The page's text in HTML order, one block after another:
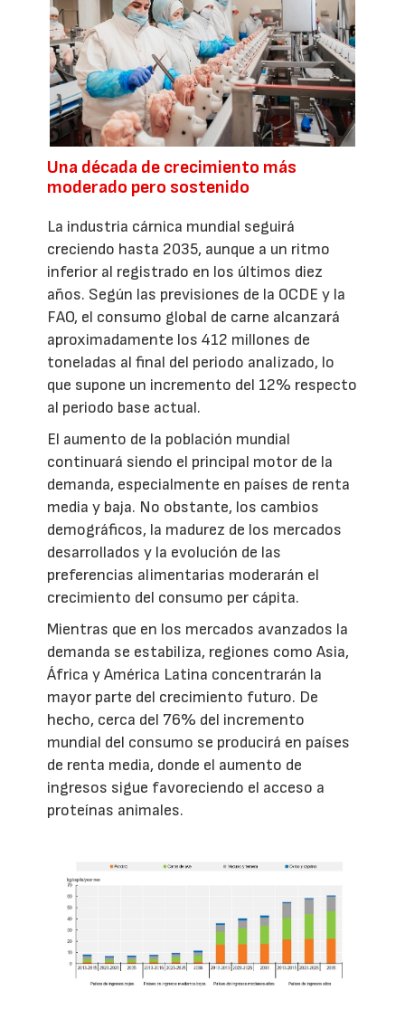
Una década de crecimiento más
moderado pero sostenido
La industria cárnica mundial seguirá
creciendo hasta 2035, aunque a un ritmo
inferior al registrado en los últimos diez
años. Según las previsiones de la OCDE y la
FAO, el consumo global de carne alcanzará
aproximadamente los 412 millones de
toneladas al final del periodo analizado, lo
que supone un incremento del 12% respecto
al periodo base actual.
El aumento de la población mundial
continuará siendo el principal motor de la
demanda, especialmente en países de renta
media y baja. No obstante, los cambios
demográficos, la madurez de los mercados
desarrollados y la evolución de las
preferencias alimentarias moderarán el
crecimiento del consumo per cápita.
Mientras que en los mercados avanzados la
demanda se estabiliza, regiones como Asia,
África y América Latina concentrarán la
mayor parte del crecimiento futuro. De
hecho, cerca del 76% del incremento
mundial del consumo se producirá en países
de renta media, donde el aumento de
ingresos sigue favoreciendo el acceso a
proteínas animales.